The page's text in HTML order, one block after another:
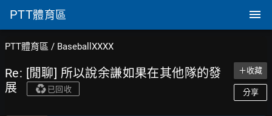
PTT體育區
PTT體育區 / BaseballXXXX
Re: [閒聊] 所以說余謙如果在其他隊的發
展
已回收
＋收藏
分享